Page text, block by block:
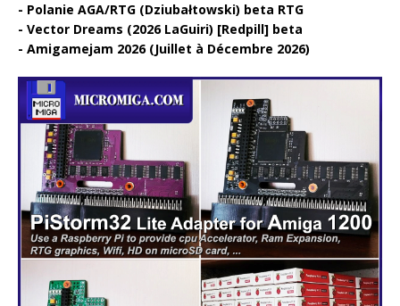
Polanie AGA/RTG (Dziubałtowski) beta RTG
Vector Dreams (2026 LaGuiri) [Redpill] beta
Amigamejam 2026 (Juillet à Décembre 2026)